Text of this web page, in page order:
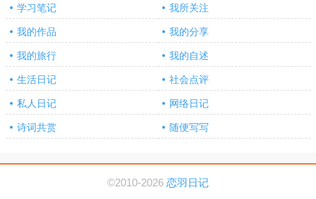
学习笔记 我所关注
我的作品 我的分享
我的旅行 我的自述
生活日记 社会点评
私人日记 网络日记
诗词共赏 随便写写
©2010-2026 恋羽日记